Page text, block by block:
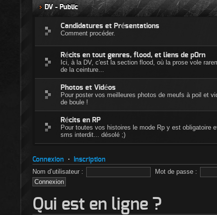
DV - Public
Candidatures et Présentations
Comment procéder.
Récits en tout genres, flood, et liens de p0rn
Ici, à la DV, c'est la section flood, où la prose vole
de la ceinture...
Photos et Vidéos
Pour poster vos meilleures photos de meufs à poil et
de boule !
Récits en RP
Pour toutes vos histoires le mode Rp y est obligatoire
sms interdit... désolé ;)
Connexion •
Inscription
Nom d’utilisateur :
Mot de passe :
Qui est en ligne ?